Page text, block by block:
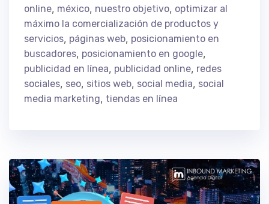
online, méxico, nuestro objetivo, optimizar al
máximo la comercialización de productos y
servicios, páginas web, posicionamiento en
buscadores, posicionamiento en google,
publicidad en línea, publicidad online, redes
sociales, seo, sitios web, social media, social
media marketing, tiendas en línea